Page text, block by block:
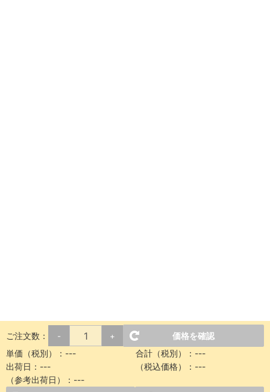
ご注文数： - +
価格を確認
単価（税別）： --- 合計（税別）： ---
出荷日： --- （税込価格）： ---
（参考出荷日）： ---